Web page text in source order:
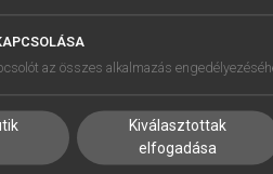
SÚGÓ
RÓLUNK
SÜTI BEÁLLÍTÁSOK
az összes alkalmazás
Kiválasztottak
elfogadása